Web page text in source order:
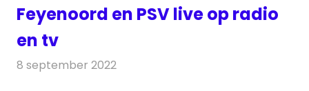
Feyenoord en PSV live op radio
en tv
8 september 2022